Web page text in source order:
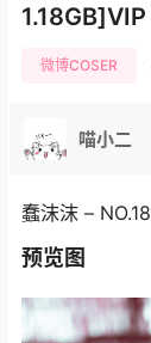
1.18GB]VIP
微博COSER
喵小二
蠢沫沫 –
预览图